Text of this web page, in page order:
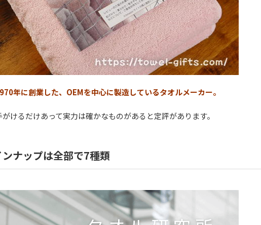
年に創業した、OEMを中心に製造しているタオルメーカー。
けるだけあって実力は確かなものがあると定評があります。
ナップは全部で7種類